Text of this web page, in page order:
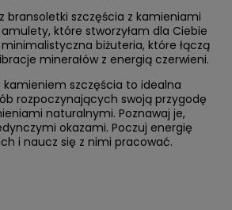
bransoletki szczęścia z kamieniami
które stworzyłam dla Ciebie
biżuteria, które łączą
minerałów z energią czerwieni.
kamieniem szczęścia to idealna
rozpoczynających swoją przygodę
naturalnymi. Poznawaj je,
okazami. Poczuj energię
i naucz się z nimi pracować.